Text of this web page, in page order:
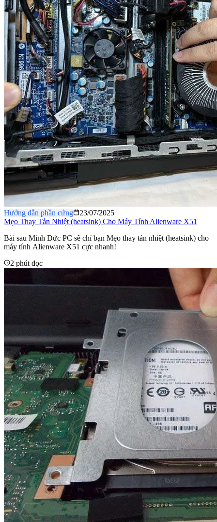
Hướng dẫn phần cứng
23/07/2025
Mẹo Thay Tản Nhiệt (heatsink) Cho Máy Tính Alienware X51
Bài sau Minh Đức PC sẽ chỉ bạn Mẹo thay tản nhiệt (heatsink) cho
máy tính Alienware X51 cực nhanh!
2 phút đọc